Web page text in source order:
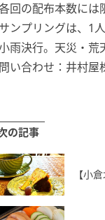
回の配布本数には
ンプリングは、1人
雨決行。天災・荒
い合わせ：井村
の記事
【小